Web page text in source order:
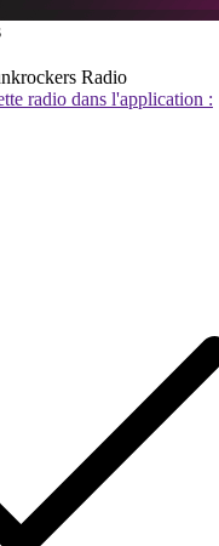
Radio
radio dans l'application :